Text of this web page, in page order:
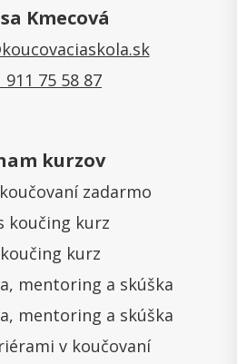
Kmecová
911 75 58 87
kurzov
zadarmo
koučing kurz
kurz
mentoring a skúška
mentoring a skúška
v koučovaní